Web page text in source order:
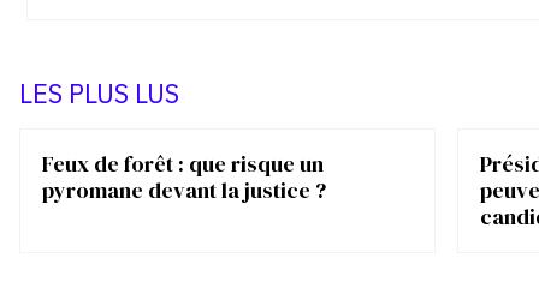
LES PLUS LUS
Feux de forêt : que risque un
pyromane devant la justice ?